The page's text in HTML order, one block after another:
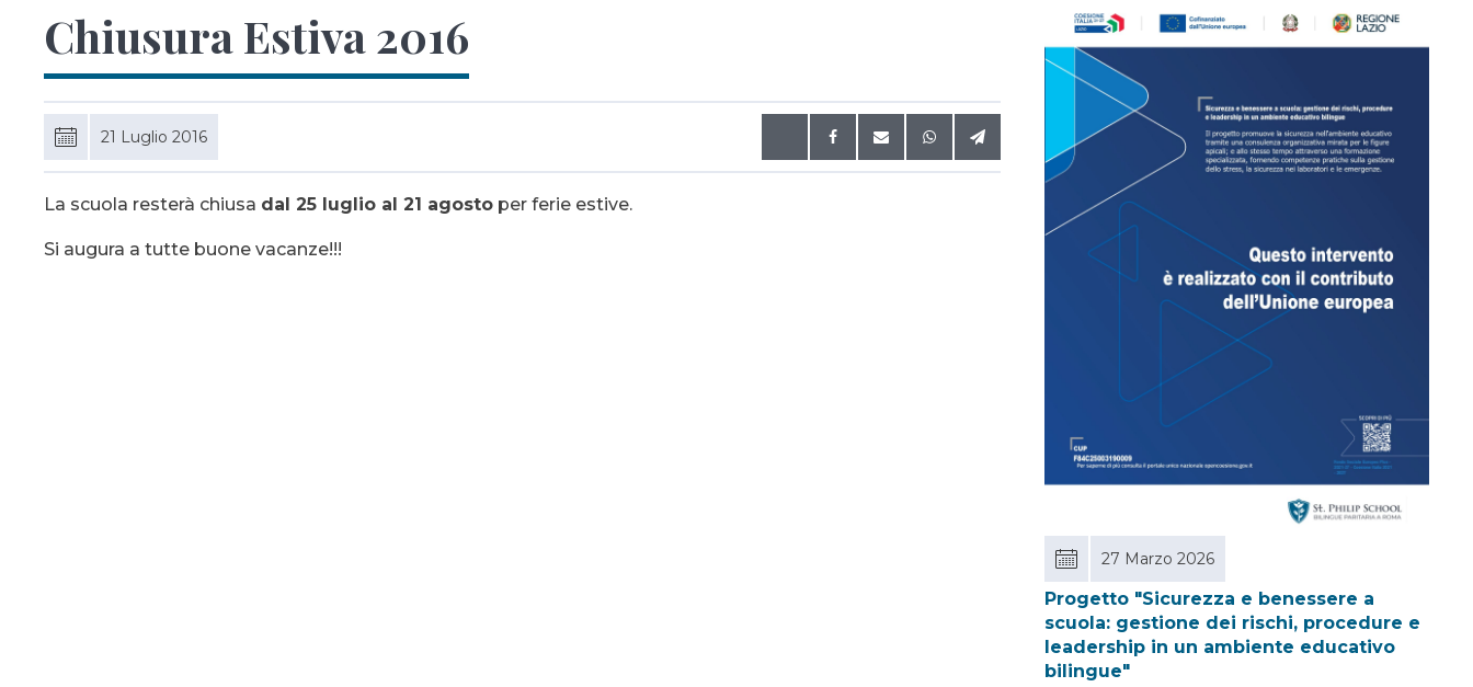
Chiusura Estiva 2016
21 Luglio 2016
La scuola resterà chiusa dal 25 luglio al 21 agosto per ferie estive.
Si augura a tutte buone vacanze!!!
27 Marzo 2026
Progetto "Sicurezza e benessere a
scuola: gestione dei rischi, procedure e
leadership in un ambiente educativo
bilingue"